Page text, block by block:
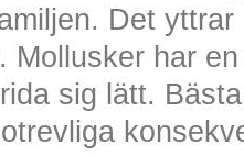
Det
Mollusker har
sig lätt.